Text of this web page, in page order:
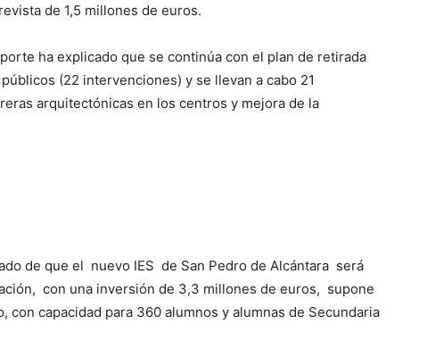
de 1,5 millones de euros.
ha explicado que se continúa con el plan de retirada
(22 intervenciones) y se llevan a cabo 21
arquitectónicas en los centros y mejora de la
de que el nuevo IES de San Pedro de Alcántara será
con una inversión de 3,3 millones de euros, supone
con capacidad para 360 alumnos y alumnas de Secundaria